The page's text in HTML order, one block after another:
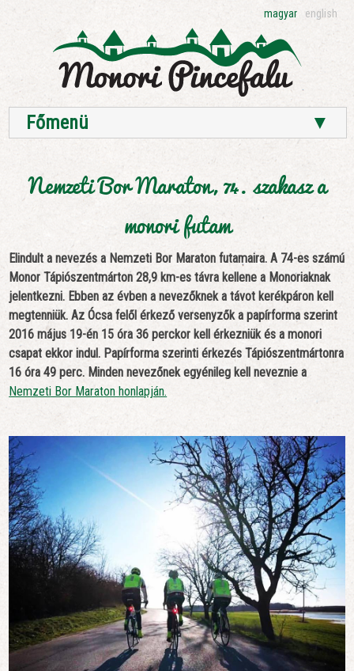
magyar english
Főmenü ▼
Nemzeti Bor Maraton, 74. szakasz a
monori futam
Elindult a nevezés a Nemzeti Bor Maraton futamaira. A 74-es számú
Monor Tápiószentmárton 28,9 km-es távra kellene a Monoriaknak
jelentkezni. Ebben az évben a nevezőknek a távot kerékpáron kell
megtenniük. Az Ócsa felől érkező versenyzők a papírforma szerint
2016 május 19-én 15 óra 36 perckor kell érkezniük és a monori
csapat ekkor indul. Papírforma szerinti érkezés Tápiószentmártonra
16 óra 49 perc. Minden nevezőnek egyénileg kell neveznie a
Nemzeti Bor Maraton honlapján.